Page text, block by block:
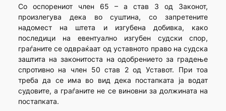
Со оспорениот член 65 – а став 3 од Законот,
произлегува дека во суштина, со запретените
надомест на штета и изгубена добивка, како
последици на евентуално изгубен судски спор,
граѓаните се одвраќаат од уставното право на судска
заштита на законитоста на одобрението за градење
спротивно на член 50 став 2 од Уставот. При тоа
треба да се има во вид дека постапката ја водат
судовите, а граѓаните не се виновни за должината на
постапката.